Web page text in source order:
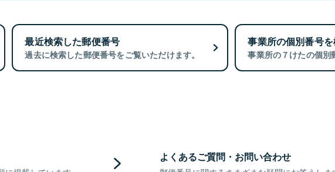
最近検索した郵便番号
過去に検索した郵便番号をご覧いただけます。
事業所の個別番号
事業所の７けたの個別
よくあるご質問・お問い合わせ